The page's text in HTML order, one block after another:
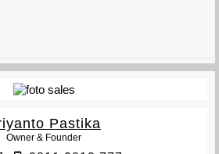
Pastika
Owner & Founder